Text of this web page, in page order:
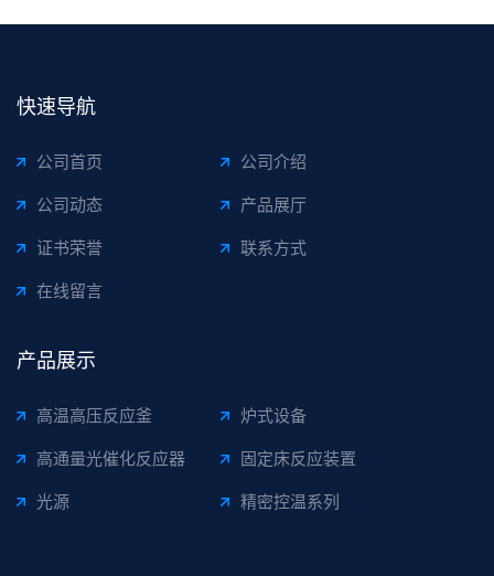
快速导航
公司首页 公司介绍
公司动态 产品展厅
证书荣誉 联系方式
在线留言
产品展示
高温高压反应釜 炉式设备
高通量光催化反应器 固定床反应装置
光源 精密控温系列